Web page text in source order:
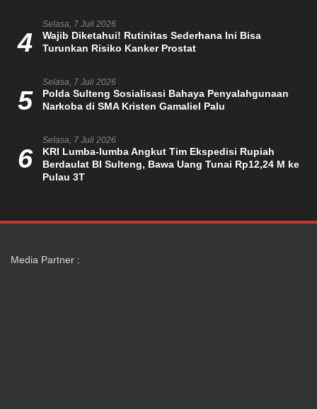
4
Selasa, 7 Juli 2026
Wajib Diketahui! Rutinitas Sederhana Ini Bisa
Turunkan Risiko Kanker Prostat
5
Selasa, 7 Juli 2026
Polda Sulteng Sosialisasi Bahaya Penyalahgunaan
Narkoba di SMA Kristen Gamaliel Palu
6
Selasa, 7 Juli 2026
KRI Lumba-lumba Angkut Tim Ekspedisi Rupiah
Berdaulat BI Sulteng, Bawa Uang Tunai Rp12,24 M ke
Pulau 3T
Media Partner :